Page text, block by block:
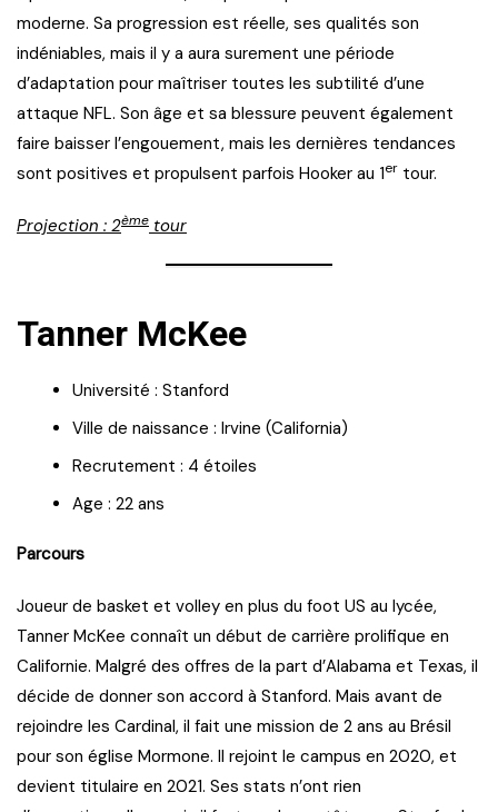
moderne. Sa progression est réelle, ses qualités son
indéniables, mais il y a aura surement une période
d’adaptation pour maîtriser toutes les subtilité d’une
attaque NFL. Son âge et sa blessure peuvent également
faire baisser l’engouement, mais les dernières tendances
sont positives et propulsent parfois Hooker au 1er tour.
Projection : 2ème tour
Tanner McKee
Université : Stanford
Ville de naissance : Irvine (California)
Recrutement : 4 étoiles
Age : 22 ans
Parcours
Joueur de basket et volley en plus du foot US au lycée,
Tanner McKee connaît un début de carrière prolifique en
Californie. Malgré des offres de la part d’Alabama et Texas, il
décide de donner son accord à Stanford. Mais avant de
rejoindre les Cardinal, il fait une mission de 2 ans au Brésil
pour son église Mormone. Il rejoint le campus en 2020, et
devient titulaire en 2021. Ses stats n’ont rien